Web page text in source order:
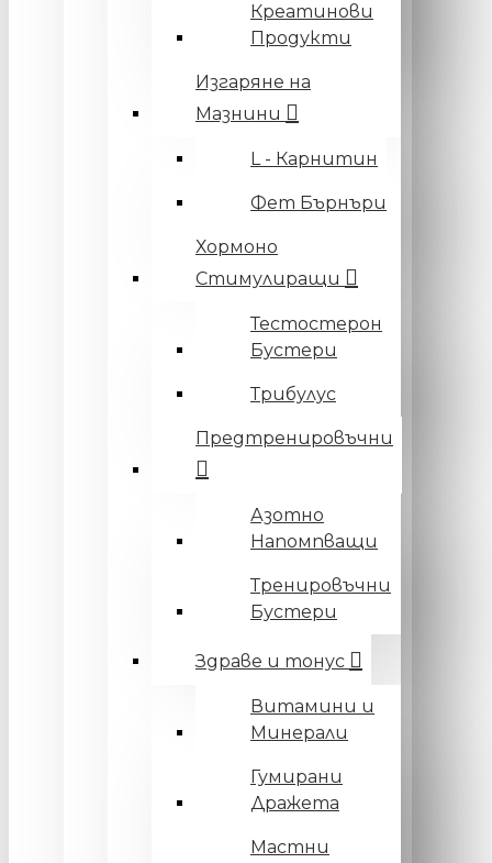
Креатинови
Продукти
Изгаряне на
Мазнини
L - Карнитин
Фет Бърнъри
Хормоно
Стимулиращи
Тестостерон
Бустери
Трибулус
Предтренировъчни
Азотно
Напомпващи
Тренировъчни
Бустери
Здраве и тонус
Витамини и
Минерали
Гумирани
Дражета
Мастни